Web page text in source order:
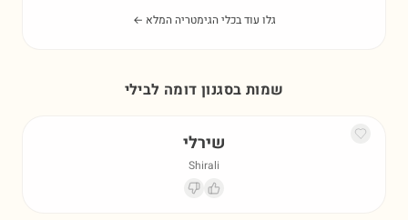
גלו עוד בכלי הגימטריה המלא ←
שמות בסגנון דומה לבילי
שירלי
Shirali